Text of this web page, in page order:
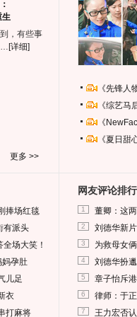
生
，有些事
[详细]
更多 >>
《先锋
《综艺
《
《夏日
捧场红毯
有派头
场大笑！
妈孕肚
儿足
衣
打麻将
网友评论排行
1 董卿：这
2 刘德华新
3 为救母女
4 刘德华扮
5 章子怡斥
6 律师：于
7 王力宏否